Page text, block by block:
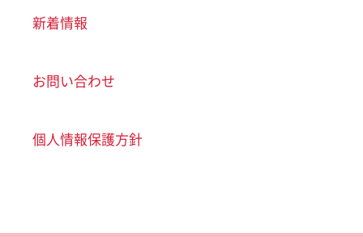
新着情報
お問い合わせ
個人情報保護方針